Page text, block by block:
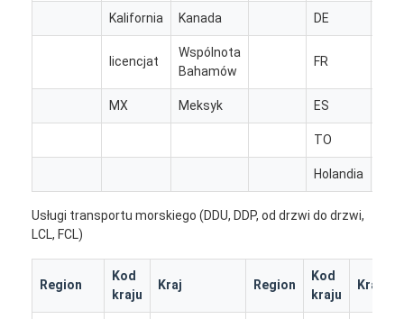
Dom
Produkty
Wycieczka po fabryce
Kalifornia Kanada DE
licencjat
Wspólnota
Bahamów
FR
MX Meksyk ES
TO
Holandia
Usługi transportu morskiego (DDU, DDP, od drzwi do drzwi,
LCL, FCL)
Region
Kod
kraju
Kraj Region
Kod
kraju
Kraj